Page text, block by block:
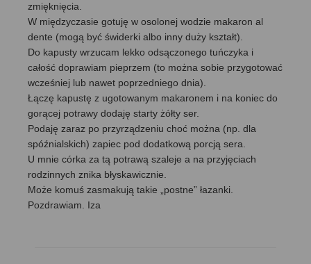
zmięknięcia.
W międzyczasie gotuję w osolonej wodzie makaron al
dente (mogą być świderki albo inny duży kształt).
Do kapusty wrzucam lekko odsączonego tuńczyka i
całość doprawiam pieprzem (to można sobie przygotować
wcześniej lub nawet poprzedniego dnia).
Łączę kapustę z ugotowanym makaronem i na koniec do
gorącej potrawy dodaję starty żółty ser.
Podaję zaraz po przyrządzeniu choć można (np. dla
spóźnialskich) zapiec pod dodatkową porcją sera.
U mnie córka za tą potrawą szaleje a na przyjęciach
rodzinnych znika błyskawicznie.
Może komuś zasmakują takie „postne” łazanki.
Pozdrawiam. Iza